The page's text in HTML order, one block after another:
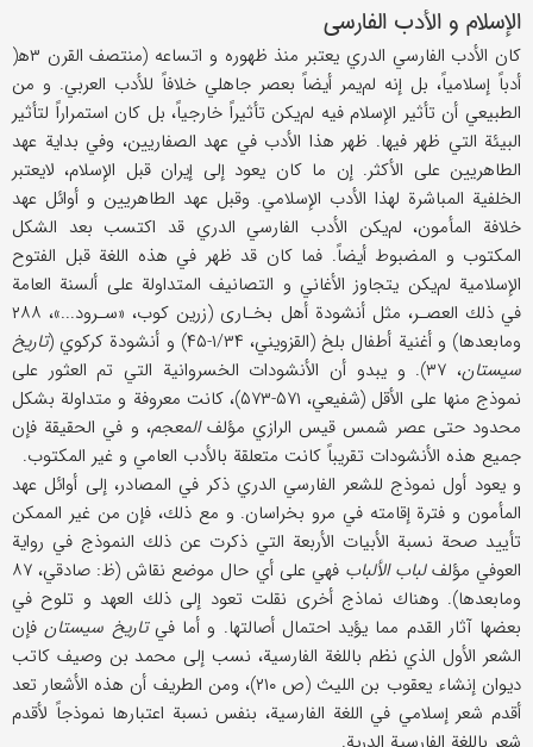
الإسلام و الأدب الفارسي
كان الأدب الفارسي الدري يعتبر منذ ظهوره و اتساعه (منتصف القرن ۳ه‍(
أدباً إسلامياً، بل إنه لم‌يمر أيضاً بعصر جاهلي خلافاً للأدب العربي. و من
الطبيعي أن تأثير الإسلام فيه لم‌يكن تأثيراً خارجياً، بل كان استمراراً لتأثير
البيئة التي ظهر فيها. ظهر هذا الأدب في عهد الصفاريين، وفي بداية عهد
الطاهريين على الأكثر. إن ما كان يعود إلى إيران قبل الإسلام، لايعتبر
الخلفية المباشرة لهذا الأدب الإسلامي. وقبل عهد الطاهريين و أوائل عهد
خلافة المأمون، لم‌يكن الأدب الفارسي الدري قد اكتسب بعد الشكل
المكتوب و المضبوط أيضاً. فما كان قد ظهر في هذه اللغة قبل الفتوح
الإسلامية لم‌يكن يتجاوز الأغاني و التصانيف المتداولة على ألسنة العامة
في ذلك العصـر، مثل أنشودة أهل بخـارى (زرين كوب، «سـرود...»، ۲۸۸
ومابعدها) و أغنية أطفال بلخ (القزويني، ۱/۳۴-۴۵) و أنشودة كركوي (
تاريخ
سيستان
، ۳۷). و يبدو أن الأنشودات الخسروانية التي تم العثور على
نموذج منها على الأقل (شفيعي، ۵۷۱-۵۷۳)، كانت معروفة و متداولة بشكل
محدود حتى عصر شمس قيس الرازي مؤلفالمعجم، و في الحقيقة فإن
جميع هذه الأنشودات تقريباً كانت متعلقة بالأدب العامي و غير المكتوب.
و يعود أول نموذج للشعر الفارسي الدري ذكر في المصادر، إلى أوائل عهد
المأمون و فترة إقامته في مرو بخراسان. و مع ذلك، فإن من غير الممكن
تأييد صحة نسبة الأبيات الأربعة التي ذكرت عن ذلك النموذج في رواية
العوفي مؤلفلباب الألباب
فهي على أي حال موضع نقاش (ظ: صادقي، ۸۷
ومابعدها). وهناك نماذج أخرى نقلت تعود إلى ذلك العهد و تلوح في
بعضها آثار القدم مما يؤيد احتمال أصالتها. و أما في تاريخ سيستانفإن
الشعر الأول الذي نظم باللغة الفارسية، نسب إلى محمد بن وصيف كاتب
ديوان إنشاء يعقوب بن الليث (ص ۲۱۰)، ومن الطريف أن هذه الأشعار تعد
أقدم شعر إسلامي في اللغة الفارسية، بنفس نسبة اعتبارها نموذجاً لأقدم